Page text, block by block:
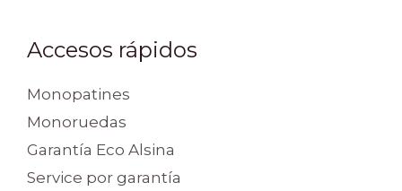
Accesos rápidos
Monopatines
Monoruedas
Garantía Eco Alsina
Service por garantía